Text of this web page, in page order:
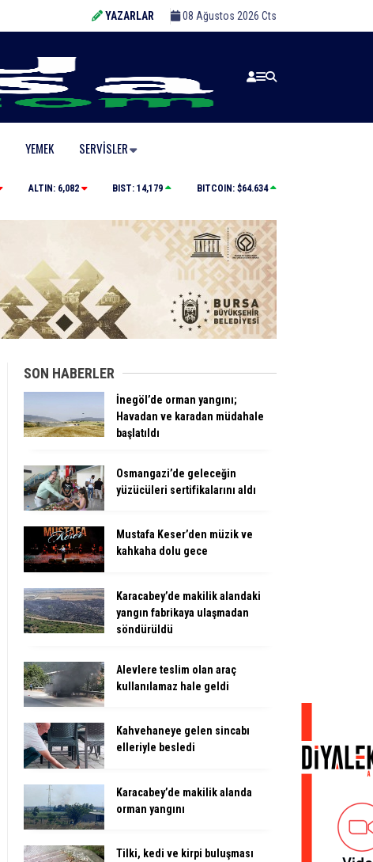
YAZARLAR 08 Ağustos 2026 Cts
YEMEK SERVISLER
Karacabey’de makilik alandaki yangın fabrikaya
ALTIN: 6,082 BIST: 14,179 BITCOIN: $64.634
SON HABERLER
İnegöl’de orman yangını;
Havadan ve karadan müdahale
başlatıldı
Osmangazi’de geleceğin
yüzücüleri sertifikalarını aldı
Mustafa Keser’den müzik ve
kahkaha dolu gece
Karacabey’de makilik alandaki
yangın fabrikaya ulaşmadan
söndürüldü
Alevlere teslim olan araç
kullanılamaz hale geldi
Kahvehaneye gelen sincabı
elleriyle besledi
Karacabey’de makilik alanda
orman yangını
Tilki, kedi ve kirpi buluşması